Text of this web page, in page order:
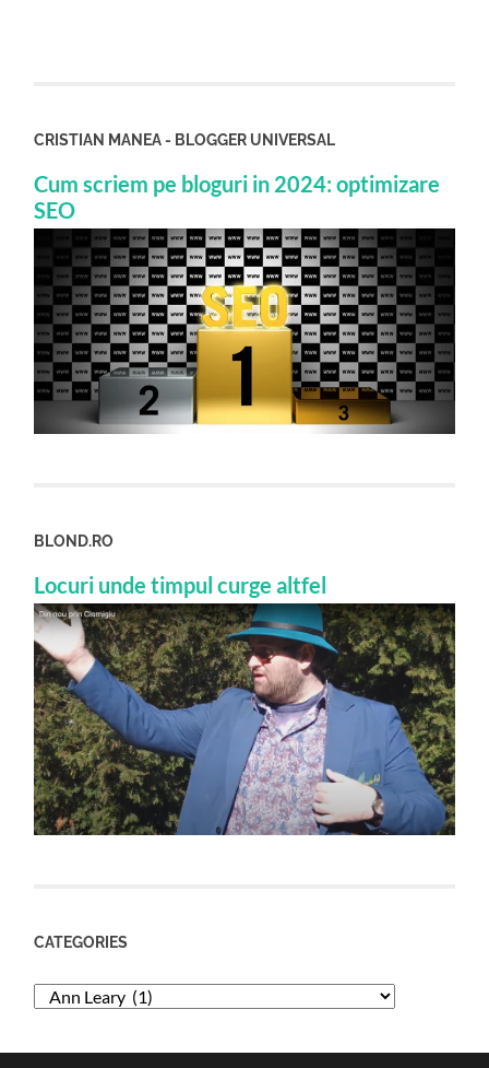
CRISTIAN MANEA - BLOGGER UNIVERSAL
Cum scriem pe bloguri in 2024: optimizare
SEO
BLOND.RO
Locuri unde timpul curge altfel
CATEGORIES
Categories